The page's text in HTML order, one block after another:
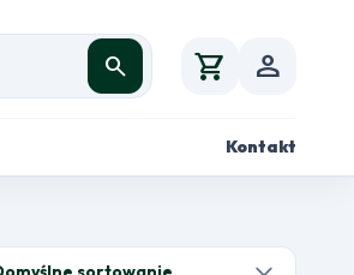
search shopping_cart person
Kontakt